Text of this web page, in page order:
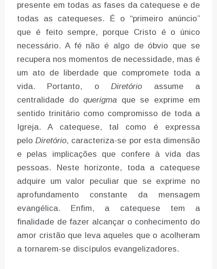
presente em todas as fases da catequese e de
todas as catequeses. É o “primeiro anúncio”
que é feito sempre, porque Cristo é o único
necessário. A fé não é algo de óbvio que se
recupera nos momentos de necessidade, mas é
um ato de liberdade que compromete toda a
vida. Portanto, oDiretório assume a
centralidade do querigma que se exprime em
sentido trinitário como compromisso de toda a
Igreja. A catequese, tal como é expressa
peloDiretório, caracteriza-se por esta dimensão
e pelas implicações que confere à vida das
pessoas. Neste horizonte, toda a catequese
adquire um valor peculiar que se exprime no
aprofundamento constante da mensagem
evangélica. Enfim, a catequese tem a
finalidade de fazer alcançar o conhecimento do
amor cristão que leva aqueles que o acolheram
a tornarem-se discípulos evangelizadores.